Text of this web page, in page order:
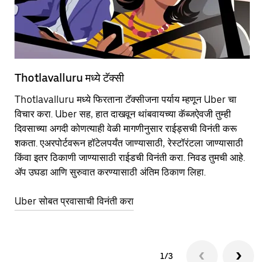
Thotlavalluru मध्ये टॅक्सी
Thotlavalluru मध्ये फिरताना टॅक्सीजना पर्याय म्हणून Uber चा
विचार करा. Uber सह, हात दाखवून थांबवायच्या कॅब्जऐवजी तुम्ही
दिवसाच्या अगदी कोणत्याही वेळी मागणीनुसार राईड्सची विनंती करू
शकता. एअरपोर्टवरून हॉटेलपर्यंत जाण्यासाठी, रेस्टॉरंटला जाण्यासाठी
किंवा इतर‍ ठिकाणी जाण्यासाठी राईडची विनंती करा. निवड तुमची आहे.
ॲप उघडा आणि सुरुवात करण्यासाठी अंतिम ठिकाण लिहा.
Uber सोबत प्रवासाची विनंती करा
1/3